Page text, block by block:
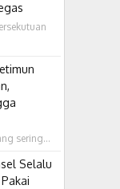
sering...
Selalu